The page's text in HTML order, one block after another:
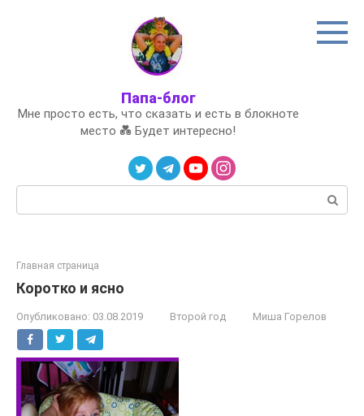
Папа-блог
Мне просто есть, что сказать и есть в блокноте
место 💑 Будет интересно!
Главная страница
Коротко и ясно
Опубликовано: 03.08.2019 Второй год Миша Горелов